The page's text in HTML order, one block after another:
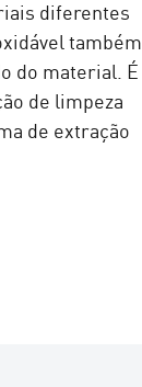
diferentes
também
do material. É
de limpeza
de extração